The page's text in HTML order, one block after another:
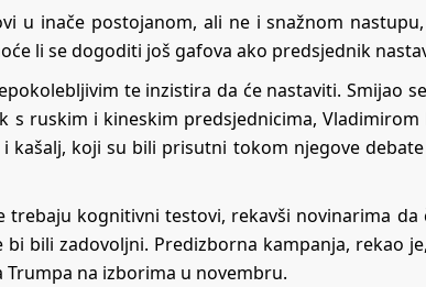
u inače postojanom, ali ne i snažnom
li se dogoditi još gafova ako predsjednik
te inzistira da će nastaviti. Smijao
s ruskim i kineskim predsjednicima, Vladimirom
kašalj, koji su bili prisutni tokom njegove
kognitivni testovi, rekavši novinarima da
bili zadovoljni. Predizborna kampanja, rekao
na izborima u novembru.